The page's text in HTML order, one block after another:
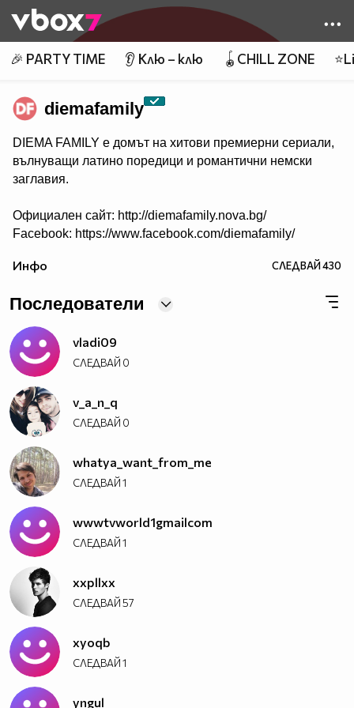
👾
🎉 PARTY TIME 👂 Клю – клю 🪀CHILL ZONE
diemafamily
DIEMA FAMILY e домът на хитови премиерни сериали,
вълнуващи латино поредици и романтични немски
заглавия.
Официален сайт: http://diemafamily.nova.bg/
Facebook: https://www.facebook.com/diemafamily/
Инфо СЛЕДВАЙ430
Последователи
vladi09
СЛЕДВАЙ 0
v_a_n_q
СЛЕДВАЙ 0
whatya_want_from_me
СЛЕДВАЙ1
wwwtvworld1gmailcom
СЛЕДВАЙ1
xxpllxx
СЛЕДВАЙ57
xyoqb
СЛЕДВАЙ1
yngul